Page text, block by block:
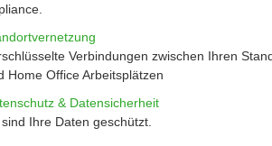
Verbindungen zwischen Ihren
Home Office Arbeitsplätzen
& Datensicherheit
Ihre Daten geschützt.